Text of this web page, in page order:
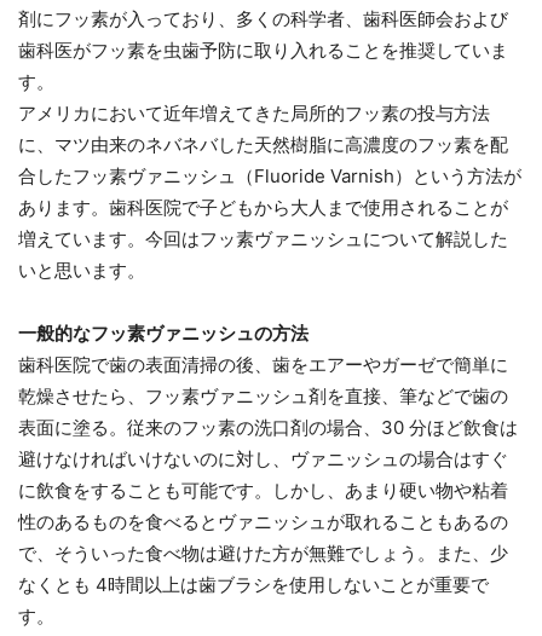
剤にフッ素が入っており、多くの科学者、歯科医師会および
歯科医がフッ素を虫歯予防に取り入れることを推奨していま
す。
アメリカにおいて近年増えてきた局所的フッ素の投与方法
に、マツ由来のネバネバした天然樹脂に高濃度のフッ素を配
合したフッ素ヴァニッシュ（Fluoride Varnish）という方法が
あります。歯科医院で子どもから大人まで使用されることが
増えています。今回はフッ素ヴァニッシュについて解説した
いと思います。
一般的なフッ素ヴァニッシュの方法
歯科医院で歯の表面清掃の後、歯をエアーやガーゼで簡単に
乾燥させたら、フッ素ヴァニッシュ剤を直接、筆などで歯の
表面に塗る。従来のフッ素の洗口剤の場合、30 分ほど飲食は
避けなければいけないのに対し、ヴァニッシュの場合はすぐ
に飲食をすることも可能です。しかし、あまり硬い物や粘着
性のあるものを食べるとヴァニッシュが取れることもあるの
で、そういった食べ物は避けた方が無難でしょう。また、少
なくとも 4時間以上は歯ブラシを使用しないことが重要で
す。